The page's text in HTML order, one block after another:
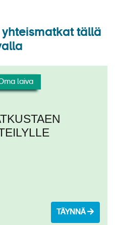
ABN Rajmahal
Swiss Crown
Swiss Splendor
Viva Beyond
Gérard Schmitter
yhteismatkat tällä
laiva
TÄYNNÄ